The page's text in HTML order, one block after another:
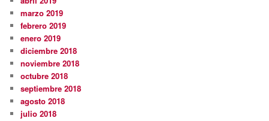
marzo 2019
febrero 2019
enero 2019
diciembre 2018
noviembre 2018
octubre 2018
septiembre 2018
agosto 2018
julio 2018